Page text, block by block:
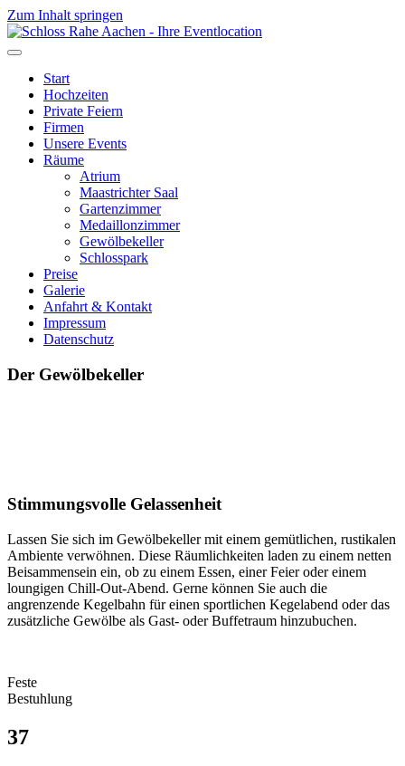
Zum Inhalt springen
Start
Hochzeiten
Private Feiern
Firmen
Unsere Events
Räume
Atrium
Maastrichter Saal
Gartenzimmer
Medaillonzimmer
Gewölbekeller
Schlosspark
Preise
Galerie
Anfahrt & Kontakt
Impressum
Datenschutz
Der Gewölbekeller
Stimmungsvolle Gelassenheit
Lassen Sie sich im Gewölbekeller mit einem gemütlichen, rustikalen
Ambiente verwöhnen. Diese Räumlichkeiten laden zu einem netten
Beisammensein ein, ob zu einem Essen, einer Feier oder einem
loungigen Chill-Out-Abend. Gerne können Sie auch die
angrenzende Kegelbahn für einen sportlichen Kegelabend oder das
zusätzliche Gewölbe als Gast- oder Buffetraum hinzubuchen.
Feste
Bestuhlung
37